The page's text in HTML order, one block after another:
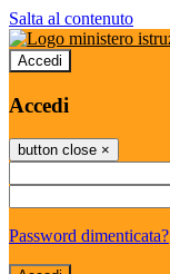
Salta al contenuto
Accedi
Accedi
button close ×
Password dimenticata?